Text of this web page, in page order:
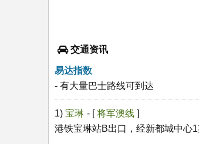
交通资讯
易达指数
- 有大量巴士路线可到达
1) 宝琳 - [将军澳线 ]
港铁宝琳站B出口，经新都城中心